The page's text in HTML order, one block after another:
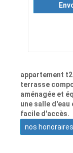
appartement
terrasse
aménagée et
une salle d'eau
facile d'accès.
nos honoraires